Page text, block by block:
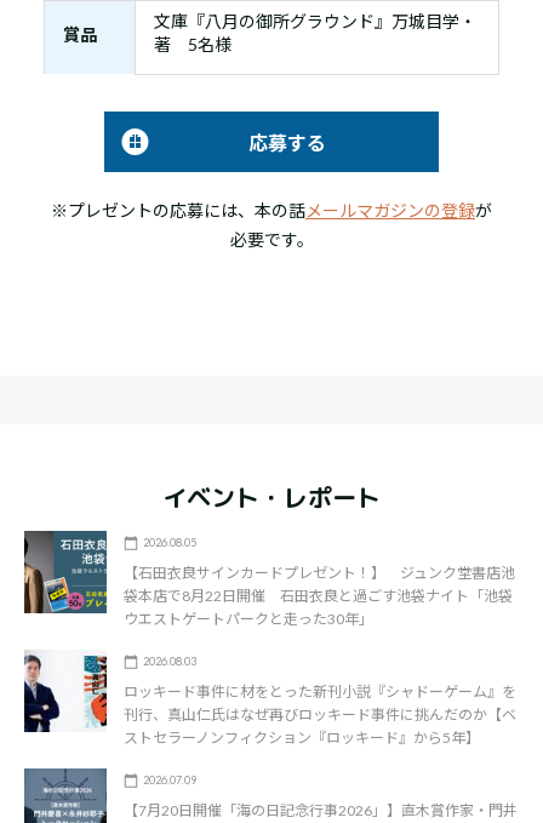
賞品
文庫『八月の御所グラウンド』万城目学・
著 5名様
応募する
※プレゼントの応募には、本の話メールマガジンの登録が
必要です。
イベント・レポート
2026.08.05
【石田衣良サインカードプレゼント！】 ジュンク堂書店池
袋本店で8月22日開催 石田衣良と過ごす池袋ナイト「池袋
ウエストゲートパークと走った30年」
2026.08.03
ロッキード事件に材をとった新刊小説『シャドーゲーム』を
刊行、真山仁氏はなぜ再びロッキード事件に挑んだのか【ベ
ストセラーノンフィクション『ロッキード』から5年】
2026.07.09
【7月20日開催「海の日記念行事2026」】直木賞作家・門井